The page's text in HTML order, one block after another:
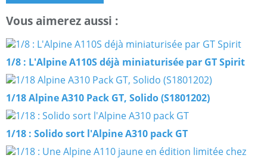
Vous aimerez aussi :
1/8 : L'Alpine A110S déjà miniaturisée par GT Spirit
1/18 Alpine A310 Pack GT, Solido (S1801202)
1/18 : Solido sort l'Alpine A310 pack GT